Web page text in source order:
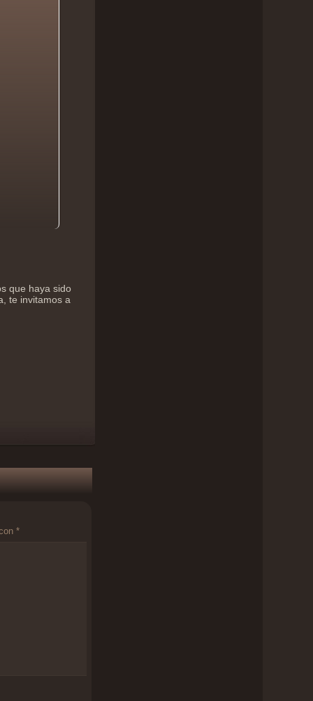
que haya sido
te invitamos a
*